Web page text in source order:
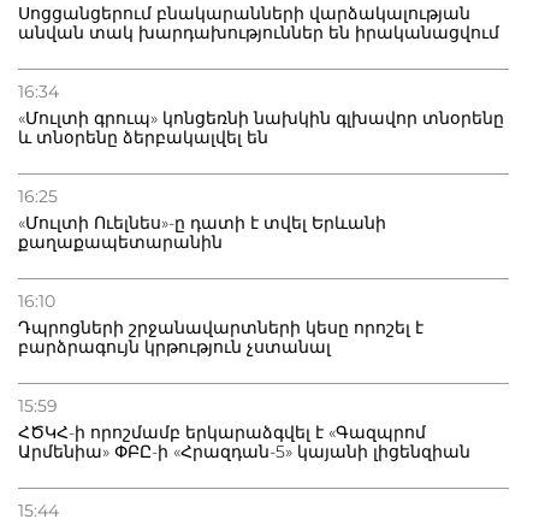
Սոցցանցերում բնակարանների վարձակալության
անվան տակ խարդախություններ են իրականացվում
16:34
«Մուլտի գրուպ» կոնցեռնի նախկին գլխավոր տնօրենը
և տնօրենը ձերբակալվել են
16:25
«Մուլտի Ուելնես»-ը դատի է տվել Երևանի
քաղաքապետարանին
16:10
Դպրոցների շրջանավարտների կեսը որոշել է
բարձրագույն կրթություն չստանալ
15:59
ՀԾԿՀ-ի որոշմամբ երկարաձգվել է «Գազպրոմ
Արմենիա» ՓԲԸ-ի «Հրազդան-5» կայանի լիցենզիան
15:44